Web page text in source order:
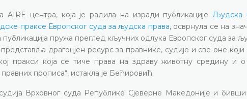
центра, која је радила на изради публикације
Људска
праксе Европског суда за људска права, осврнула се на
пружа преглед кључних одлука Европског суда за
драгоцјен ресурс за правнике, судије и све оне
пракси која се тиче права на здраву животну средину и
правних прописа“, истакла је Бећировић.
Врховног суда Републике Сјеверне Македоније и